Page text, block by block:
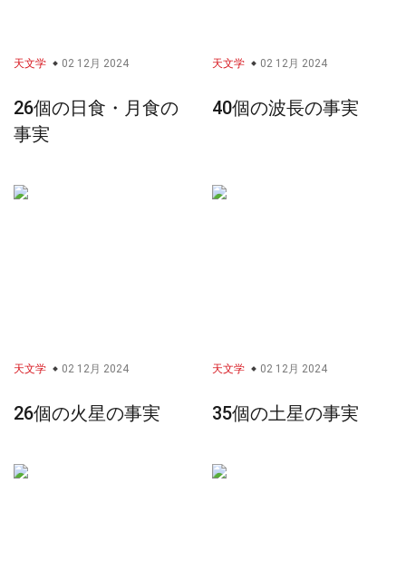
天文学 02 12月 2024
26個の日食・月食の
事実
天文学 02 12月 2024
40個の波長の事実
天文学 02 12月 2024
26個の火星の事実
天文学 02 12月 2024
35個の土星の事実